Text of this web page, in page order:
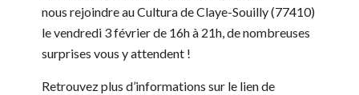
nous rejoindre au Cultura de Claye-Souilly (77410)
le vendredi 3 février de 16h à 21h, de nombreuses
surprises vous y attendent !
Retrouvez plus d’informations sur le lien de